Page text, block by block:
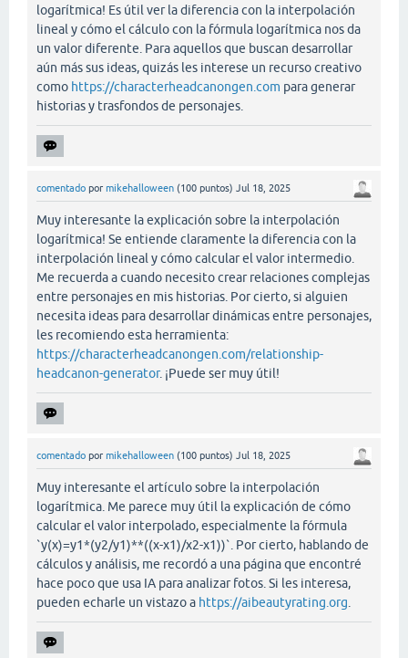
logarítmica! Es útil ver la diferencia con la interpolación
lineal y cómo el cálculo con la fórmula logarítmica nos da
un valor diferente. Para aquellos que buscan desarrollar
aún más sus ideas, quizás les interese un recurso creativo
como https://characterheadcanongen.com para generar
historias y trasfondos de personajes.
comentado por mikehalloween (100 puntos) Jul 18, 2025
Muy interesante la explicación sobre la interpolación
logarítmica! Se entiende claramente la diferencia con la
interpolación lineal y cómo calcular el valor intermedio.
Me recuerda a cuando necesito crear relaciones complejas
entre personajes en mis historias. Por cierto, si alguien
necesita ideas para desarrollar dinámicas entre personajes,
les recomiendo esta herramienta:
https://characterheadcanongen.com/relationship-
headcanon-generator. ¡Puede ser muy útil!
comentado por mikehalloween (100 puntos) Jul 18, 2025
Muy interesante el artículo sobre la interpolación
logarítmica. Me parece muy útil la explicación de cómo
calcular el valor interpolado, especialmente la fórmula
`y(x)=y1*(y2/y1)**((x-x1)/x2-x1))`. Por cierto, hablando de
cálculos y análisis, me recordó a una página que encontré
hace poco que usa IA para analizar fotos. Si les interesa,
pueden echarle un vistazo a https://aibeautyrating.org.